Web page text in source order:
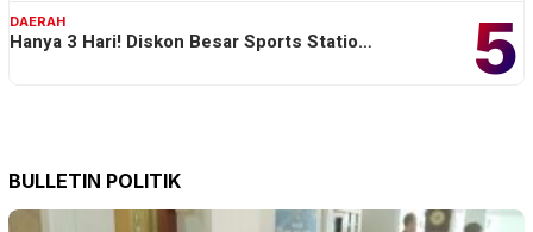
5
DAERAH
Hanya 3 Hari! Diskon Besar Sports Statio…
BULLETIN POLITIK